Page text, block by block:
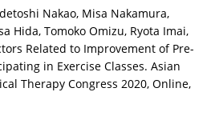
Nakao, Misa Nakamura,
Hida, Tomoko Omizu, Ryota Imai,
Related to Improvement of Pre-
in Exercise Classes. Asian
Therapy Congress 2020, Online,